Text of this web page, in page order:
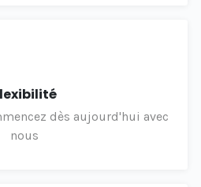
dès aujourd'hui avec
nous